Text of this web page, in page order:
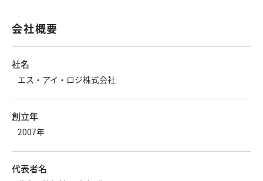
会社概要
社名
エス・アイ・ロジ株式会社
創立年
2007年
代表者名